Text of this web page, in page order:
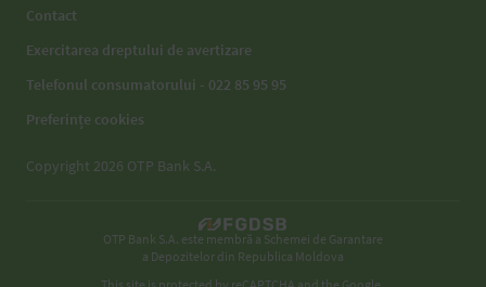
Contact
Exercitarea dreptului de avertizare
Telefonul consumatorului - 022 85 95 95
Preferințe cookies
Copyright 2026 OTP Bank S.A.
OTP Bank S.A. este membră a Schemei de Garantare
a Depozitelor din Republica Moldova